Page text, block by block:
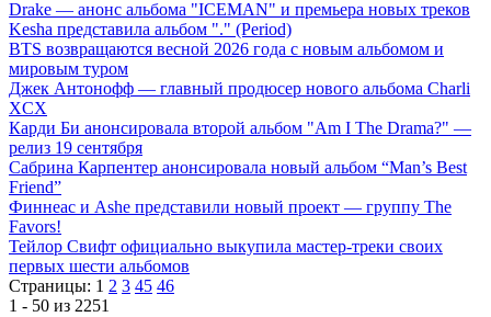
Drake — анонс альбома "ICEMAN" и премьера новых треков
Kesha представила альбом "." (Period)
BTS возвращаются весной 2026 года с новым альбомом и
мировым туром
Джек Антонофф — главный продюсер нового альбома Charli
XCX
Карди Би анонсировала второй альбом "Am I The Drama?" —
релиз 19 сентября
Сабрина Карпентер анонсировала новый альбом “Man’s Best
Friend”
Финнеас и Ashe представили новый проект — группу The
Favors!
Тейлор Свифт официально выкупила мастер-треки своих
первых шести альбомов
Страницы: 1 2 3 45 46
1 - 50 из 2251